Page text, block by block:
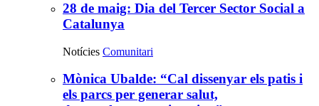
28 de maig: Dia del Tercer Sector Social a
Catalunya
Notícies Comunitari
Mònica Ubalde: “Cal dissenyar els patis i
els parcs per generar salut,